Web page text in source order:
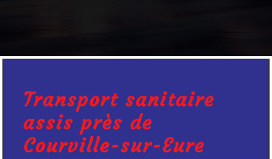
Transport sanitaire
assis près de
Courville-sur-Eure